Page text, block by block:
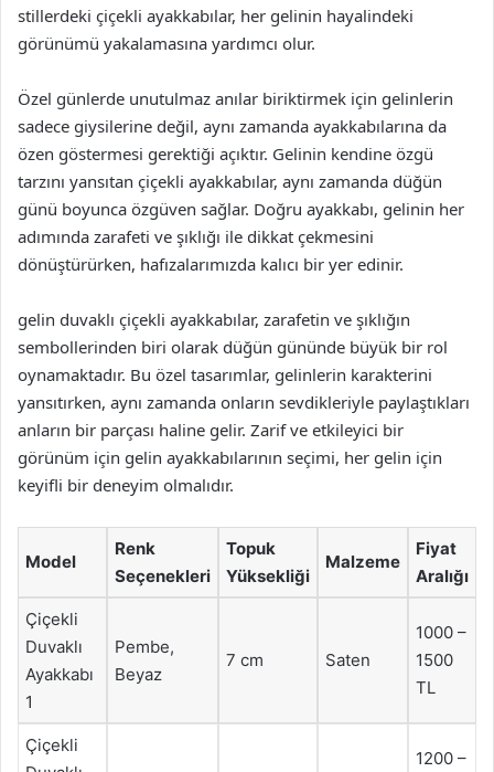
stillerdeki çiçekli ayakkabılar, her gelinin hayalindeki
görünümü yakalamasına yardımcı olur.
Özel günlerde unutulmaz anılar biriktirmek için gelinlerin
sadece giysilerine değil, aynı zamanda ayakkabılarına da
özen göstermesi gerektiği açıktır. Gelinin kendine özgü
tarzını yansıtan çiçekli ayakkabılar, aynı zamanda düğün
günü boyunca özgüven sağlar. Doğru ayakkabı, gelinin her
adımında zarafeti ve şıklığı ile dikkat çekmesini
dönüştürürken, hafızalarımızda kalıcı bir yer edinir.
gelin duvaklı çiçekli ayakkabılar, zarafetin ve şıklığın
sembollerinden biri olarak düğün gününde büyük bir rol
oynamaktadır. Bu özel tasarımlar, gelinlerin karakterini
yansıtırken, aynı zamanda onların sevdikleriyle paylaştıkları
anların bir parçası haline gelir. Zarif ve etkileyici bir
görünüm için gelin ayakkabılarının seçimi, her gelin için
keyifli bir deneyim olmalıdır.
Model
Renk
Seçenekleri
Topuk
Yüksekliği
Malzeme
Fiyat
Aralığı
Çiçekli
Duvaklı
Ayakkabı
1
Pembe,
Beyaz
7 cm Saten
1000 –
1500
TL
Çiçekli
1200 –